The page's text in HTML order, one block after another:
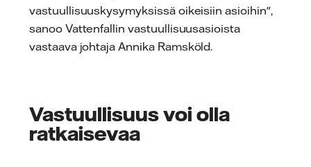
vastuullisuuskysymyksissä oikeisiin asioihin",
sanoo Vattenfallin vastuullisuusasioista
vastaava johtaja Annika Ramsköld.
Vastuullisuus voi olla
ratkaisevaa